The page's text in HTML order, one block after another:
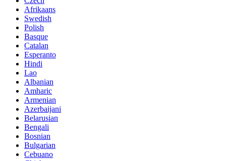
Afrikaans
Swedish
Polish
Basque
Catalan
Esperanto
Hindi
Lao
Albanian
Amharic
Armenian
Azerbaijani
Belarusian
Bengali
Bosnian
Bulgarian
Cebuano